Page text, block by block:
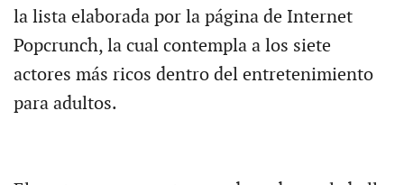
la lista elaborada por la página de Internet
Popcrunch, la cual contempla a los siete
actores más ricos dentro del entretenimiento
para adultos.